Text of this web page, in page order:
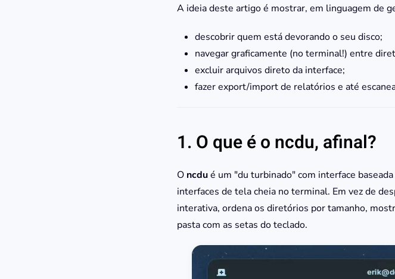
A ideia deste artigo é mostrar, em linguagem de
descobrir quem está devorando o seu disco;
navegar graficamente (no terminal!) entre
excluir arquivos direto da interface;
fazer export/import de relatórios e até
1. O que é o ncdu, afinal?
O ncdué um "du turbinado" com interface
interfaces de tela cheia no terminal. Em vez de
interativa, ordena os diretórios por tamanho,
pasta com as setas do teclado.